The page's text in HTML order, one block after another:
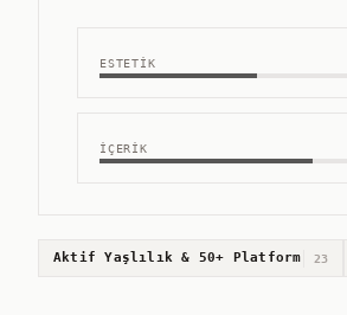
ESTETIK
İÇERIK
Aktif Yaşlılık & 50+ Platform 23